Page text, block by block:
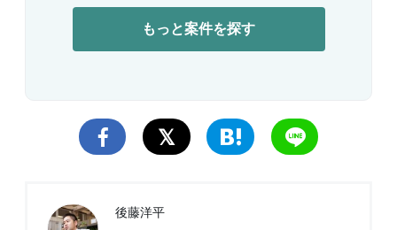
もっと案件を探す
後藤洋平